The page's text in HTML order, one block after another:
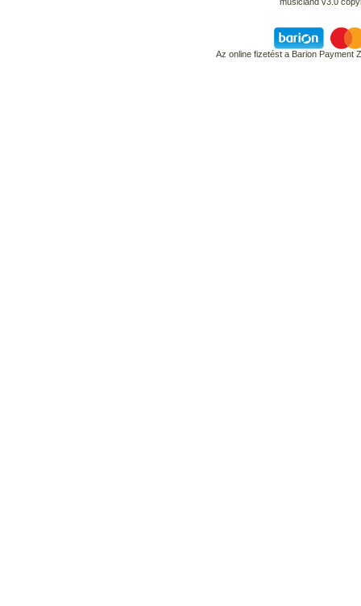
Az online fizetést a Barion Payment